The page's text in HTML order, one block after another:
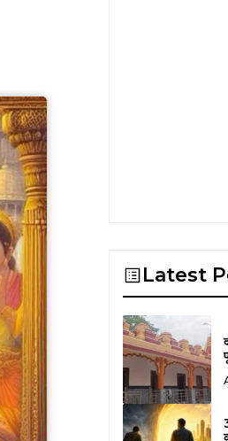
Latest